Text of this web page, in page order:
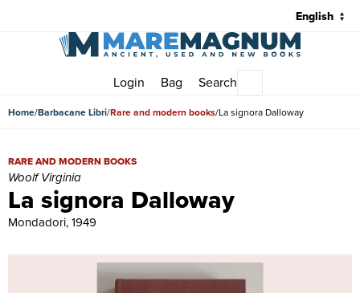
Login Bag Search
Home Barbacane Libri Rare and modern books La signora Dalloway
La signora Dalloway
La signora Dalloway | Rare and modern books | Woolf Virginia
RARE AND MODERN BOOKS
Woolf Virginia
Mondadori, 1949